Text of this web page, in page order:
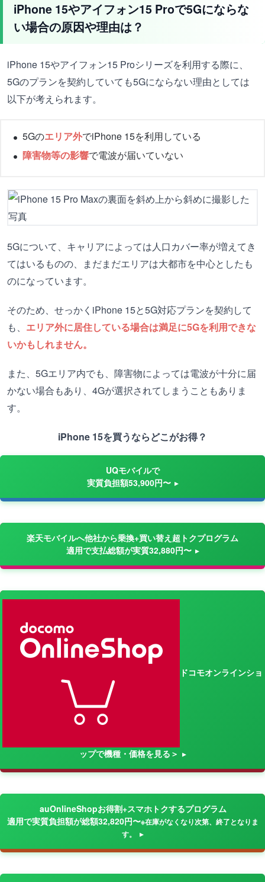
iPhone 15やアイフォン15 Proで5Gにならな
い場合の原因や理由は？
iPhone 15やアイフォン15 Proシリーズを利用する際に、
5Gのプランを契約していても5Gにならない理由としては
以下が考えられます。
5Gのエリア外でiPhone 15を利用している
障害物等の影響で電波が届いていない
5Gについて、キャリアによっては人口カバー率が増えてき
てはいるものの、まだまだエリアは大都市を中心としたも
のになっています。
そのため、せっかくiPhone 15と5G対応プランを契約して
も、 エリア外に居住している場合は満足に5Gを利用できな
いかもしれません。
また、5Gエリア内でも、障害物によっては電波が十分に届
かない場合もあり、4Gが選択されてしまうこともありま
す。
iPhone 15を買うならどこがお得？
UQモバイルで
実質負担額53,900円〜
楽天モバイルへ他社から乗換+買い替え超トクプログラム
適用で支払総額が実質32,880円〜
ドコモオンラインショ
ップで機種・価格を見る＞
auOnlineShopお得割+スマホトクするプログラム
適用で実質負担額が総額32,820円〜※在庫がなくなり次第、終了となりま
す。